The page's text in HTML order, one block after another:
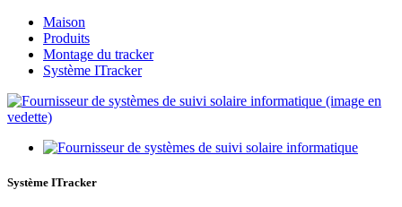
Maison
Produits
Montage du tracker
Système ITracker
Système ITracker